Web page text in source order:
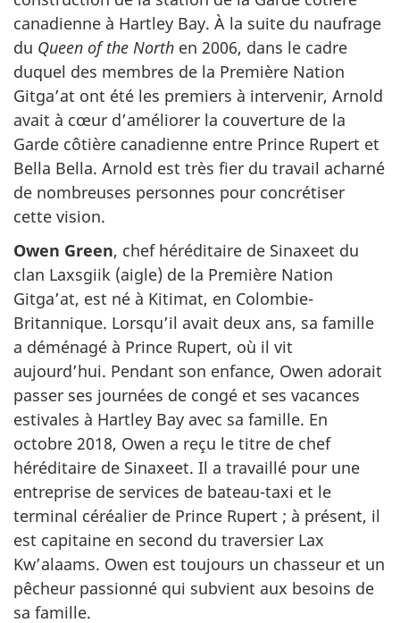
canadienne à Hartley Bay. À la suite du naufrage
du Queen of the North en 2006, dans le cadre
duquel des membres de la Première Nation
Gitga’at ont été les premiers à intervenir, Arnold
avait à cœur d’améliorer la couverture de la
Garde côtière canadienne entre Prince Rupert et
Bella Bella. Arnold est très fier du travail acharné
de nombreuses personnes pour concrétiser
cette vision.
Owen Green, chef héréditaire de Sinaxeet du
clan Laxsgiik (aigle) de la Première Nation
Gitga’at, est né à Kitimat, en Colombie-
Britannique. Lorsqu’il avait deux ans, sa famille
a déménagé à Prince Rupert, où il vit
aujourd’hui. Pendant son enfance, Owen adorait
passer ses journées de congé et ses vacances
estivales à Hartley Bay avec sa famille. En
octobre 2018, Owen a reçu le titre de chef
héréditaire de Sinaxeet. Il a travaillé pour une
entreprise de services de bateau-taxi et le
terminal céréalier de Prince Rupert ; à présent, il
est capitaine en second du traversier Lax
Kw’alaams. Owen est toujours un chasseur et un
pêcheur passionné qui subvient aux besoins de
sa famille.